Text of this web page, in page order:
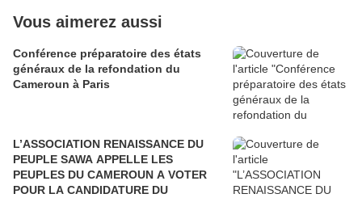
Vous aimerez aussi
Conférence préparatoire des états
généraux de la refondation du
Cameroun à Paris
L’ASSOCIATION RENAISSANCE DU
PEUPLE SAWA APPELLE LES
PEUPLES DU CAMEROUN A VOTER
POUR LA CANDIDATURE DU